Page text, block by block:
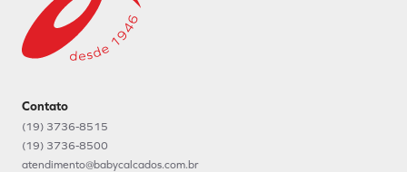
Contato
(19) 3736-8515
(19) 3736-8500
atendimento@babycalcados.com.br